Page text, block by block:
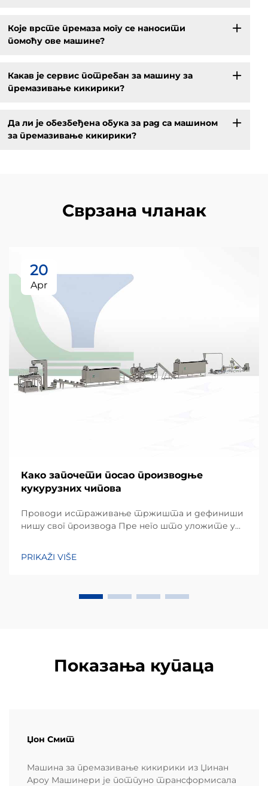
Које врсте премаза могу се наносити
помоћу ове машине?
Какав је сервис потребан за машину за
премазивање кикирики?
Да ли је обезбеђена обука за рад са машином
за премазивање кикирики?
Сврзана чланак
20
Apr
Како започети посао производње
кукурузних чипова
Проводи истраживање тржишта и дефиниши
нишу свог производа Пре него што уложите у
разумевањем преференција локалних
потрошача. Кукурузни чипови, углавном
PRIKAŽI VIŠE
Показања купаца
Џон Смит
Машина за премазивање кикирики из Џинан
Ароу Машинери је потпуно трансформисала